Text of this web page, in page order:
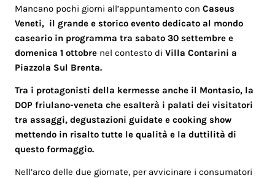
Mancano pochi giorni all’appuntamento conCaseus
Veneti, il grande e storico eventodedicato al mondo
caseario in programma tra sabato 30 settembre e
domenica 1 ottobre nel contesto diVilla Contarini a
Piazzola Sul Brenta.
Tra i protagonisti della kermesseanche il Montasio, la
DOP friulano-veneta cheesalterà i palati dei visitatori
tra assaggi, degustazioni guidate e cooking show
mettendo in risalto tutte le qualità e la duttilità di
questo formaggio.
Nell’arco delle due giornate, per avvicinare i consumatori